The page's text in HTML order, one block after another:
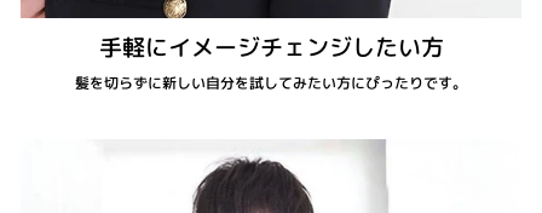
手軽にイメージチェンジしたい方
髪を切らずに新しい自分を試してみたい方にぴったりです。